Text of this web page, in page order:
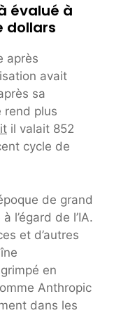
évalué à
dollars
après
avait
sa
rend plus
il valait 852
cycle de
de grand
l’égard de l’IA.
et d’autres
en
Anthropic
dans les